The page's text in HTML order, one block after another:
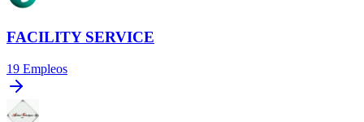
FACILITY SERVICE
19 Empleos